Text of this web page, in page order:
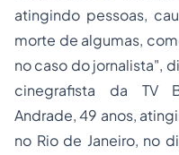
atingindo pessoas,
morte de algumas,
no caso do jornalista",
cinegrafista da TV
Andrade, 49 anos,
no Rio de Janeiro, no